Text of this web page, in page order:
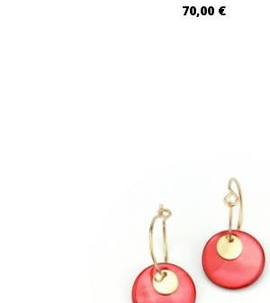
70,00 €